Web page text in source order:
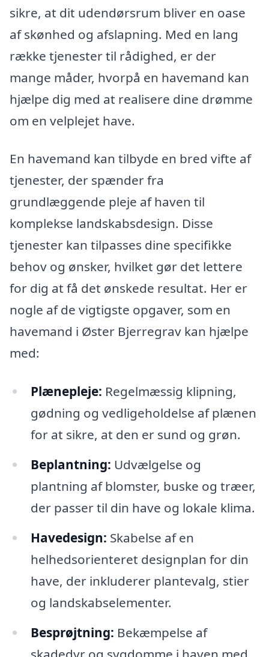
sikre, at dit udendørsrum bliver en oase
af skønhed og afslapning. Med en lang
række tjenester til rådighed, er der
mange måder, hvorpå en havemand kan
hjælpe dig med at realisere dine drømme
om en velplejet have.
En havemand kan tilbyde en bred vifte af
tjenester, der spænder fra
grundlæggende pleje af haven til
komplekse landskabsdesign. Disse
tjenester kan tilpasses dine specifikke
behov og ønsker, hvilket gør det lettere
for dig at få det ønskede resultat. Her er
nogle af de vigtigste opgaver, som en
havemand i Øster Bjerregrav kan hjælpe
med:
Plænepleje: Regelmæssig klipning,
gødning og vedligeholdelse af plænen
for at sikre, at den er sund og grøn.
Beplantning: Udvælgelse og
plantning af blomster, buske og træer,
der passer til din have og lokale klima.
Havedesign: Skabelse af en
helhedsorienteret designplan for din
have, der inkluderer plantevalg, stier
og landskabselementer.
Besprøjtning: Bekæmpelse af